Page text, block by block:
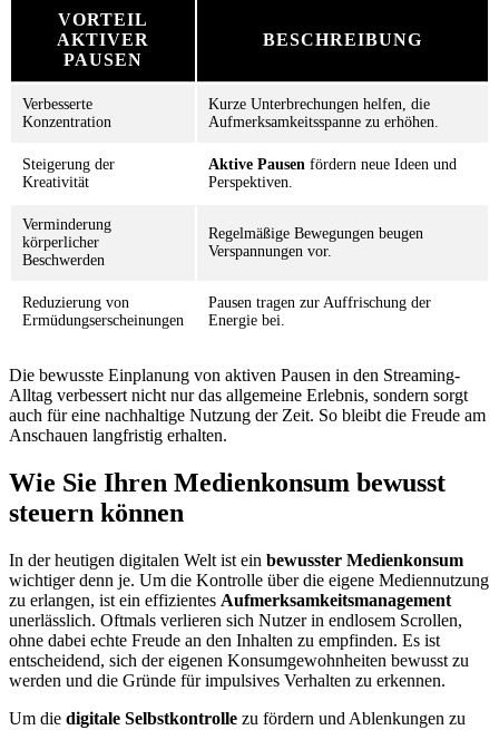
VORTEIL
AKTIVER
PAUSEN
BESCHREIBUNG
Verbesserte
Konzentration
Kurze Unterbrechungen helfen, die
Aufmerksamkeitsspanne zu erhöhen.
Steigerung der
Kreativität
Aktive Pausen fördern neue Ideen und
Perspektiven.
Verminderung
körperlicher
Beschwerden
Regelmäßige Bewegungen beugen
Verspannungen vor.
Reduzierung von
Ermüdungserscheinungen
Pausen tragen zur Auffrischung der
Energie bei.
Die bewusste Einplanung von aktiven Pausen in den Streaming-
Alltag verbessert nicht nur das allgemeine Erlebnis, sondern sorgt
auch für eine nachhaltige Nutzung der Zeit. So bleibt die Freude am
Anschauen langfristig erhalten.
Wie Sie Ihren Medienkonsum bewusst
steuern können
In der heutigen digitalen Welt ist ein bewusster Medienkonsum
wichtiger denn je. Um die Kontrolle über die eigene Mediennutzung
zu erlangen, ist ein effizientes Aufmerksamkeitsmanagement
unerlässlich. Oftmals verlieren sich Nutzer in endlosem Scrollen,
ohne dabei echte Freude an den Inhalten zu empfinden. Es ist
entscheidend, sich der eigenen Konsumgewohnheiten bewusst zu
werden und die Gründe für impulsives Verhalten zu erkennen.
Um die digitale Selbstkontrolle zu fördern und Ablenkungen zu